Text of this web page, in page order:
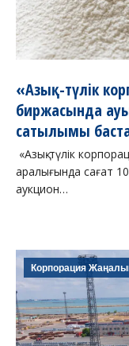
«Азық-түлік
биржасында
сатылымы
«Азық-түлік
аралығында сағат
аукцион…
Корпорация